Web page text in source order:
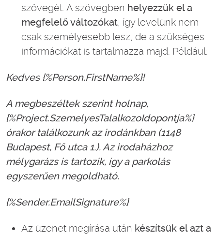
szövegét. A szövegben helyezzük el a
megfelelő változókat, így levelünk nem
csak személyesebb lesz, de a szükséges
információkat is tartalmazza majd. Például:
Kedves {%Person.FirstName%}!
A megbeszéltek szerint holnap,
{%Project.SzemelyesTalalkozoIdopontja%}
órakor találkozunk az irodánkban (1148
Budapest, Fő utca 1.). Az irodaházhoz
mélygarázs is tartozik, így a parkolás
egyszerűen megoldható.
{%Sender.EmailSignature%}
Az üzenet megírása után készítsük el azt a